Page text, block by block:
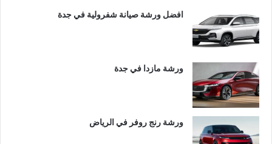
افضل ورشة صيانة شفرولية في جدة
ورشة مازدا في جدة
ورشة رنج روفر في الرياض